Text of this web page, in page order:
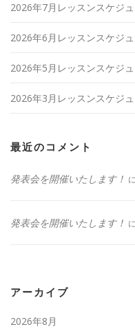
2026年7月レッスンスケジ
2026年6月レッスンスケジ
2026年5月レッスンスケジ
2026年3月レッスンスケジ
最近のコメント
発表会を開催いたします！ に
発表会を開催いたします！ に
アーカイブ
2026年8月